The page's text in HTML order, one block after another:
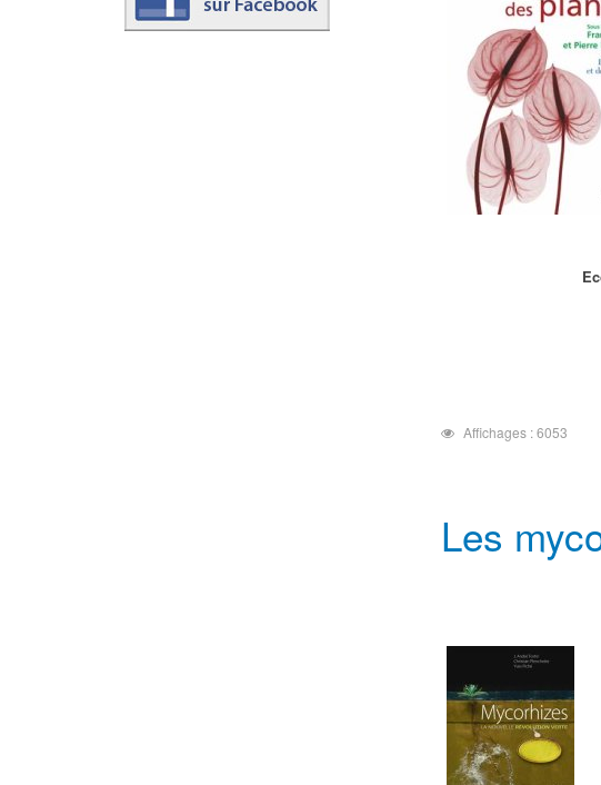
Affichages : 6053
Les